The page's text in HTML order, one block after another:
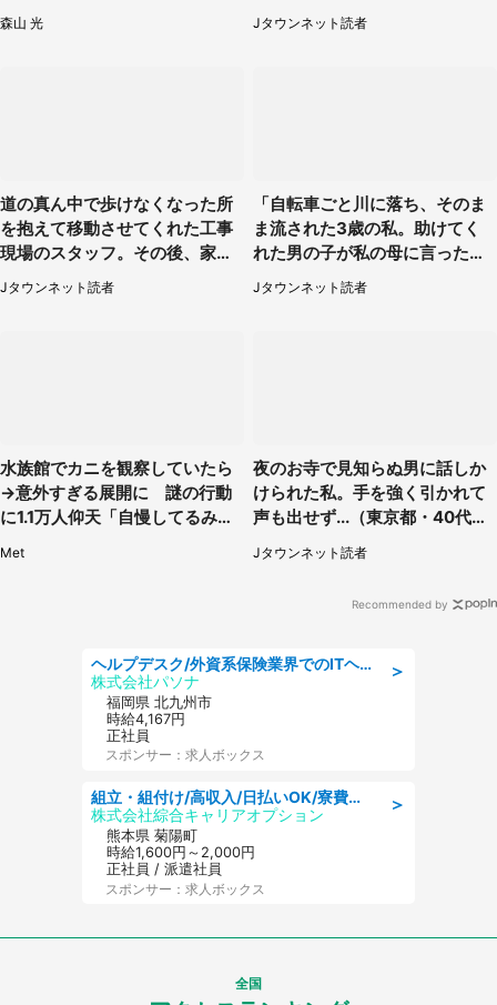
間限定展示【7／29～】
森山 光
行くと、なんと...（東京都・40
代女性）
Jタウンネット読者
道の真ん中で歩けなくなった所
を抱えて移動させてくれた工事
現場のスタッフ。その後、家ま
で私を送ると（大阪府・40代女
性）
Jタウンネット読者
「自転車ごと川に落ち、そのま
ま流された3歳の私。助けてく
れた男の子が私の母に言ったの
は...」（千葉県・20代女性）
Jタウンネット読者
水族館でカニを観察していたら
→意外すぎる展開に 謎の行動
に1.1万人仰天「自慢してるみた
Met
夜のお寺で見知らぬ男に話しか
けられた私。手を強く引かれて
声も出せず...（東京都・40代女
Jタウンネット読者
Recommended by
＞
ヘルプデスク/外資系保険業界でのITヘルプデスク業務/駅近/即日勤務可/ヘルプデスク
株式会社パソナ
福岡県 北九州市
時給4,167円
正社員
スポンサー：求人ボックス
＞
組立・組付け/高収入/日払いOK/寮費無料/交替制/20・30・40代活躍中
株式会社綜合キャリアオプション
熊本県 菊陽町
時給1,600円～2,000円
正社員 / 派遣社員
スポンサー：求人ボックス
全国